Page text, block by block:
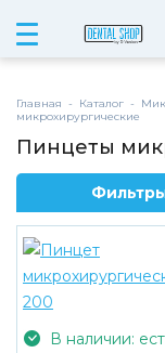
Главная - Каталог -
микрохирургические
Пинцеты
В наличии: